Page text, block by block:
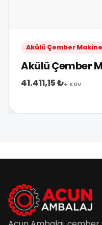
Akülü Çember
Akülü Çember
41.411,15 ₺+ KDV